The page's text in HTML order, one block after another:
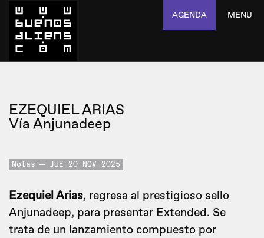
AGENDA MENU
EZEQUIEL ARIAS
Vía Anjunadeep
Notas JUE 20 NOV 2025
Ezequiel Arias, regresa al prestigioso sello
Anjunadeep, para presentar Extended. Se
trata de un lanzamiento compuesto por